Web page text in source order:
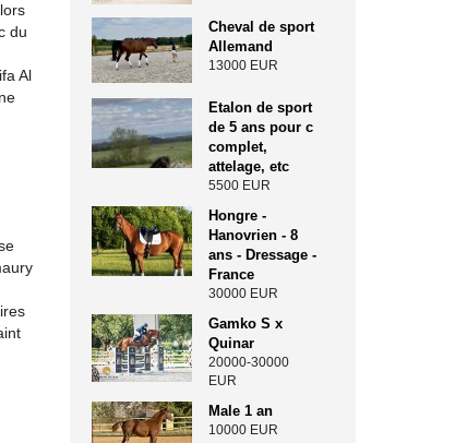
du
Al
Cheval de sport
Allemand
13000 EUR
Etalon de sport
de 5 ans pour c
complet,
attelage, etc
5500 EUR
Hongre -
Hanovrien - 8
ans - Dressage -
France
30000 EUR
Gamko S x
Quinar
20000-30000
EUR
Male 1 an
10000 EUR